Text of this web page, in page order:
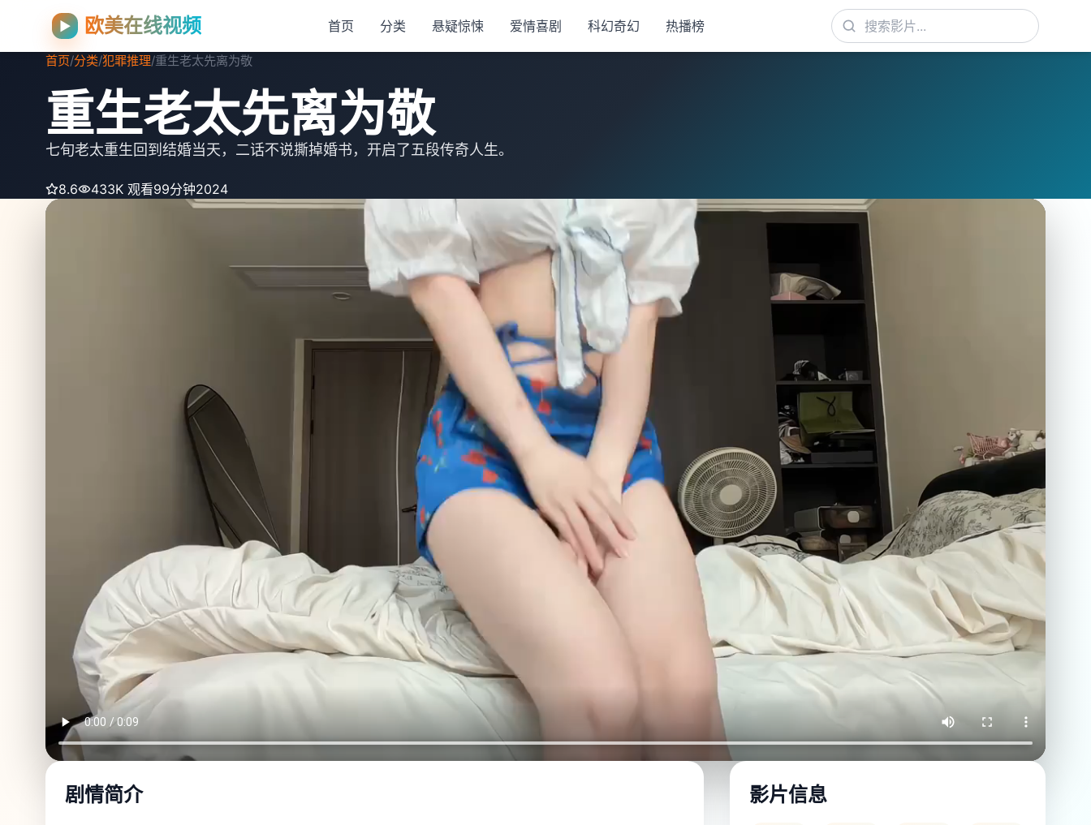
▶ 欧美在线视频 首页 分类 悬疑惊悚 爱情喜剧 科幻奇幻 热播榜
首页/分类/犯罪推理/重生老太先离为敬
重生老太先离为敬
七旬老太重生回到结婚当天，二话不说撕掉婚书，开启了五段传奇人生。
8.6 433K 观看99分钟2024
剧情简介 影片信息